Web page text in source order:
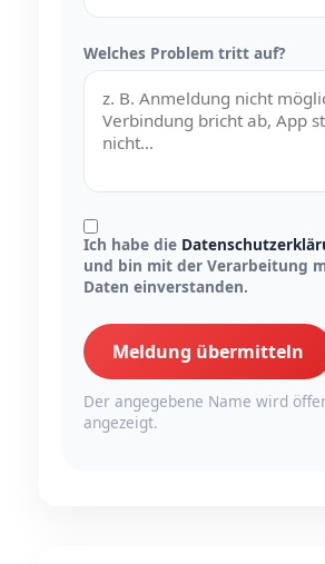
Welches Problem tritt auf?
Ich habe die
und bin mit der Verarbeitung
Daten einverstanden.
Meldung übermitteln
Der angegebene Name wird
angezeigt.